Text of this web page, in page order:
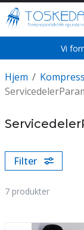
Vi
/
Hjem
Filter
7 produkter